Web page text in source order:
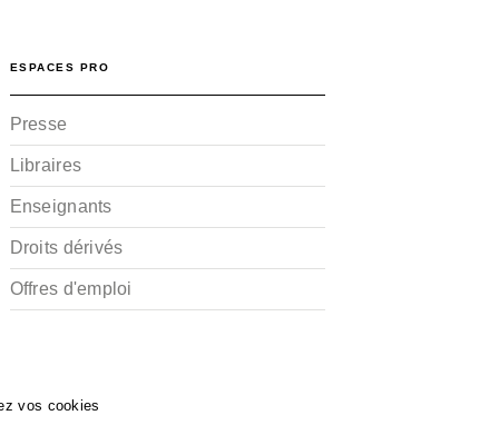
ESPACES PRO
Presse
Libraires
Enseignants
Droits dérivés
Offres d'emploi
vos cookies